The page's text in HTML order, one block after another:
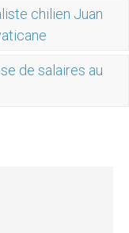
chilien Juan
de salaires au